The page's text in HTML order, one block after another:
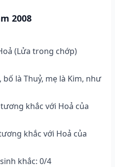
2008
(Lửa trong chớp)
là Thuỷ, mẹ là Kim, như
khắc với Hoả của
khắc với Hoả của
khắc: 0/4